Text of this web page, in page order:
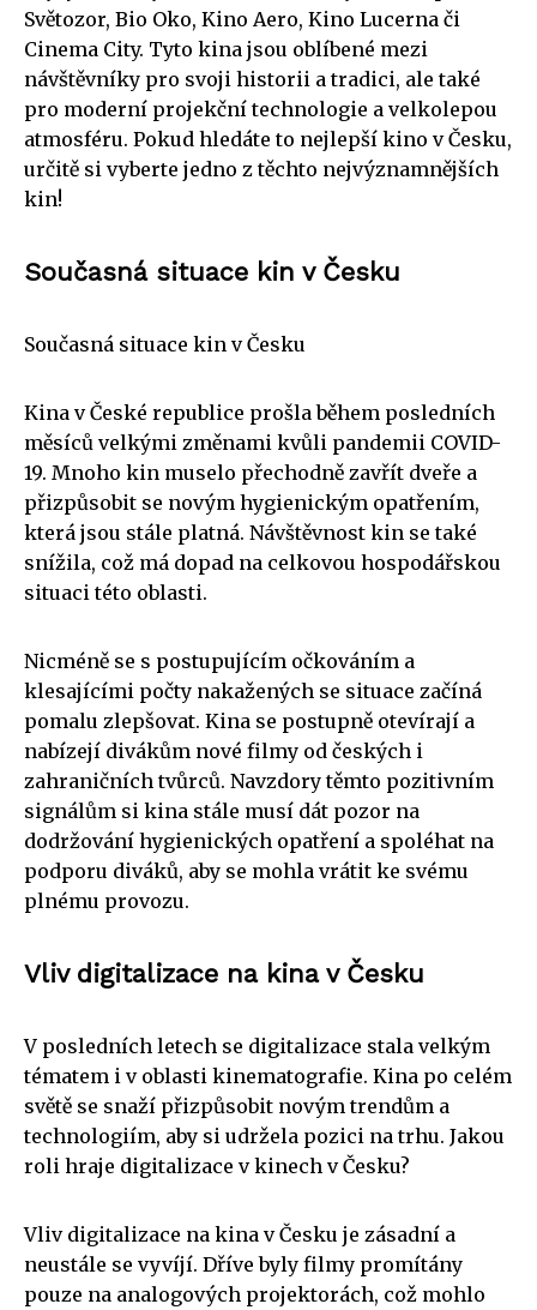
Světozor, Bio Oko, Kino Aero, Kino Lucerna či
Cinema City. Tyto kina jsou oblíbené mezi
návštěvníky pro svoji historii a tradici, ale také
pro moderní projekční technologie a velkolepou
atmosféru. Pokud hledáte to nejlepší kino v Česku,
určitě si vyberte jedno z těchto nejvýznamnějších
kin!
Současná situace kin v Česku
Současná situace kin v Česku
Kina v České republice prošla během posledních
měsíců velkými změnami kvůli pandemii COVID-
19. Mnoho kin muselo přechodně zavřít dveře a
přizpůsobit se novým hygienickým opatřením,
která jsou stále platná. Návštěvnost kin se také
snížila, což má dopad na celkovou hospodářskou
situaci této oblasti.
Nicméně se s postupujícím očkováním a
klesajícími počty nakažených se situace začíná
pomalu zlepšovat. Kina se postupně otevírají a
nabízejí divákům nové filmy od českých i
zahraničních tvůrců. Navzdory těmto pozitivním
signálům si kina stále musí dát pozor na
dodržování hygienických opatření a spoléhat na
podporu diváků, aby se mohla vrátit ke svému
plnému provozu.
Vliv digitalizace na kina v Česku
V posledních letech se digitalizace stala velkým
tématem i v oblasti kinematografie. Kina po celém
světě se snaží přizpůsobit novým trendům a
technologiím, aby si udržela pozici na trhu. Jakou
roli hraje digitalizace v kinech v Česku?
Vliv digitalizace na kina v Česku je zásadní a
neustále se vyvíjí. Dříve byly filmy promítány
pouze na analogových projektorách, což mohlo